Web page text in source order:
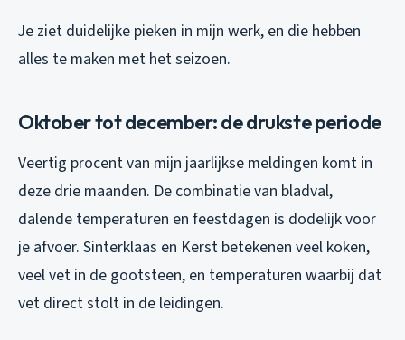
Je ziet duidelijke pieken in mijn werk, en die hebben
alles te maken met het seizoen.
Oktober tot december: de drukste periode
Veertig procent van mijn jaarlijkse meldingen komt in
deze drie maanden. De combinatie van bladval,
dalende temperaturen en feestdagen is dodelijk voor
je afvoer. Sinterklaas en Kerst betekenen veel koken,
veel vet in de gootsteen, en temperaturen waarbij dat
vet direct stolt in de leidingen.